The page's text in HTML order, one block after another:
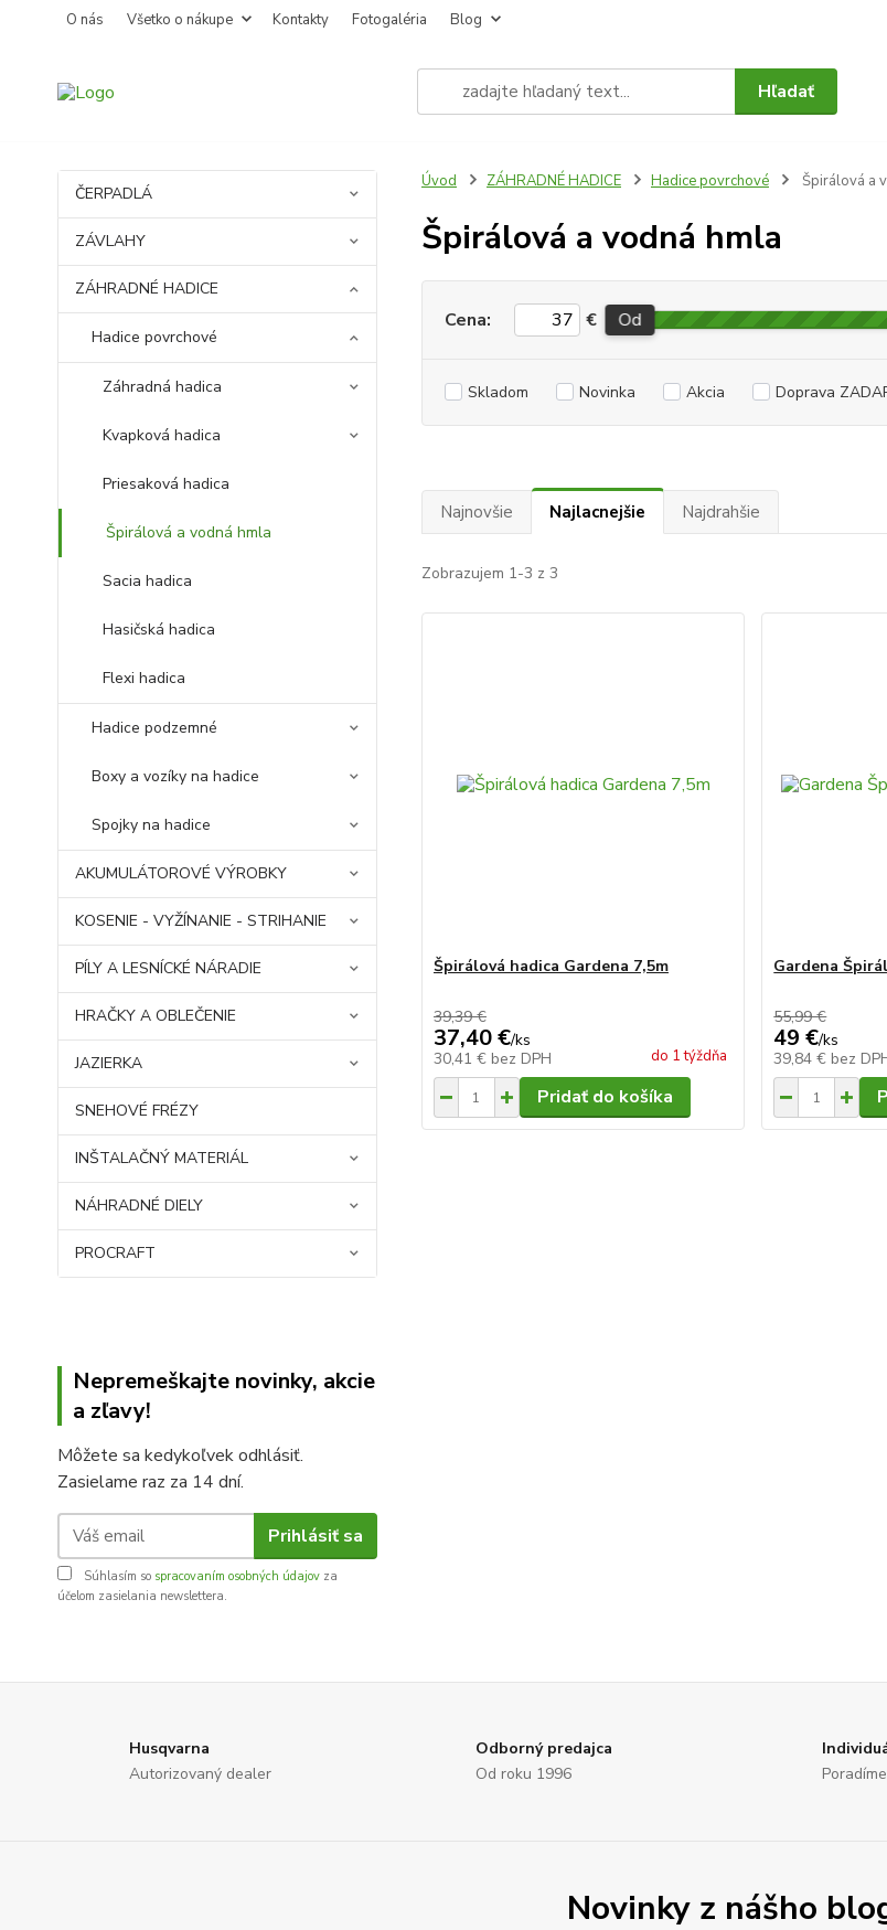
O nás Všetko o nákupe Kontakty Fotogaléria Blog
Hľadať
ČERPADLÁ
ZÁVLAHY
ZÁHRADNÉ HADICE
Hadice povrchové
Záhradná hadica
Kvapková hadica
Priesaková hadica
Špirálová a vodná hmla
Sacia hadica
Hasičská hadica
Flexi hadica
Hadice podzemné
Boxy a vozíky na hadice
Spojky na hadice
AKUMULÁTOROVÉ VÝROBKY
KOSENIE - VYŽÍNANIE - STRIHANIE
PÍLY A LESNÍCKÉ NÁRADIE
HRAČKY A OBLEČENIE
JAZIERKA
SNEHOVÉ FRÉZY
INŠTALAČNÝ MATERIÁL
NÁHRADNÉ DIELY
PROCRAFT
Nepremeškajte novinky, akcie
a zľavy!
Môžete sa kedykoľvek odhlásiť.
Zasielame raz za 14 dní.
Prihlásiť sa
Súhlasím so spracovaním osobných údajov za
účelom zasielania newslettera.
Úvod ZÁHRADNÉ HADICE Hadice povrchové Špirálová a
Špirálová a vodná hmla
Cena: € Od
Skladom Novinka Akcia Doprava
Najnovšie Najlacnejšie Najdrahšie
Zobrazujem 1-3 z 3
Špirálová hadica Gardena 7,5m
39,39 €
37,40 €/ks
30,41 € bez DPH do 1 týždňa
Pridať do košíka
Gardena
55,99 €
49 €/ks
39,84 € bez
Husqvarna
Autorizovaný dealer
Odborný predajca
Od roku 1996
Novinky z nášho